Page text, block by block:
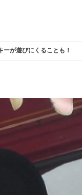
ーが遊びにくることも！